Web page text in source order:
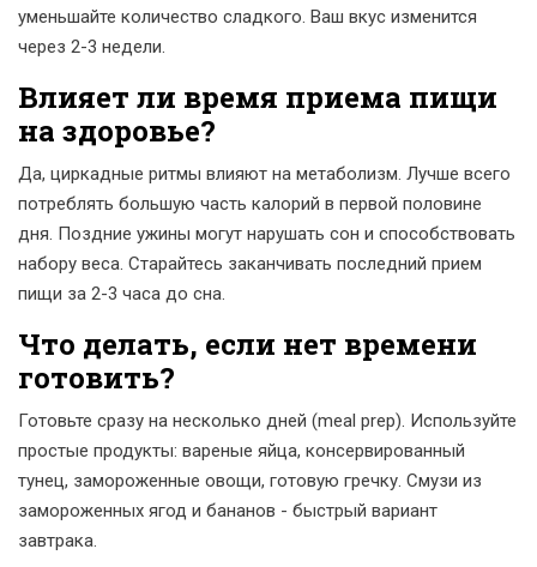
уменьшайте количество сладкого. Ваш вкус изменится
через 2-3 недели.
Влияет ли время приема пищи
на здоровье?
Да, циркадные ритмы влияют на метаболизм. Лучше всего
потреблять большую часть калорий в первой половине
дня. Поздние ужины могут нарушать сон и способствовать
набору веса. Старайтесь заканчивать последний прием
пищи за 2-3 часа до сна.
Что делать, если нет времени
готовить?
Готовьте сразу на несколько дней (meal prep). Используйте
простые продукты: вареные яйца, консервированный
тунец, замороженные овощи, готовую гречку. Смузи из
замороженных ягод и бананов - быстрый вариант
завтрака.